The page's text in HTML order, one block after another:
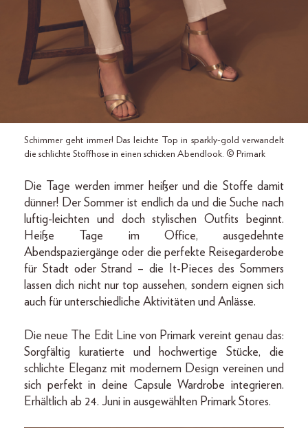
Schimmer geht immer! Das leichte Top in sparkly-gold verwandelt
die schlichte Stoffhose in einen schicken Abendlook. © Primark
Die Tage werden immer heißer und die Stoffe damit
dünner! Der Sommer ist endlich da und die Suche nach
luftig-leichten und doch stylischen Outfits beginnt.
Heiße Tage im Office, ausgedehnte
Abendspaziergänge oder die perfekte Reisegarderobe
für Stadt oder Strand – die It-Pieces des Sommers
lassen dich nicht nur top aussehen, sondern eignen sich
auch für unterschiedliche Aktivitäten und Anlässe.
Die neue The Edit Line von Primark vereint genau das:
Sorgfältig kuratierte und hochwertige Stücke, die
schlichte Eleganz mit modernem Design vereinen und
sich perfekt in deine Capsule Wardrobe integrieren.
Erhältlich ab 24. Juni in ausgewählten Primark Stores.